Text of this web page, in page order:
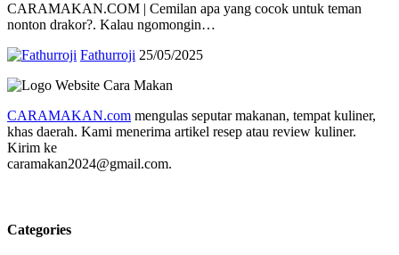
CARAMAKAN.COM | Cemilan apa yang cocok untuk teman
nonton drakor?. Kalau ngomongin…
Fathurroji 25/05/2025
CARAMAKAN.com mengulas seputar makanan, tempat kuliner,
khas daerah. Kami menerima artikel resep atau review kuliner.
Kirim ke
caramakan2024@gmail.com.
Categories